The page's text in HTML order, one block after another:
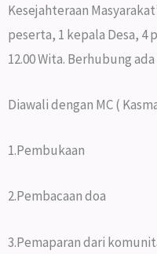
Kesejahteraan
peserta, 1 kepala Desa, 4
12.00 Wita. Berhubung
Diawali dengan MC (
1.Pembukaan
2.Pembacaan doa
3.Pemaparan dari